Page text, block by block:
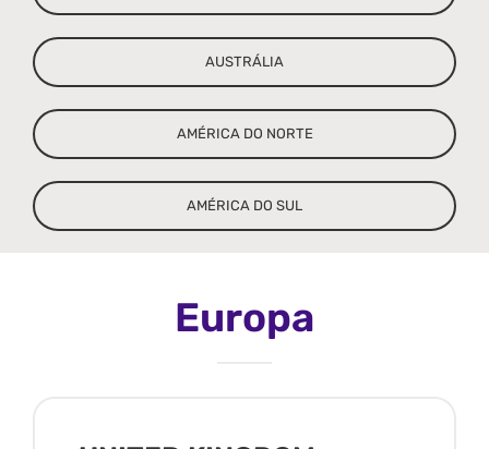
AUSTRÁLIA
AMÉRICA DO NORTE
AMÉRICA DO SUL
Europa